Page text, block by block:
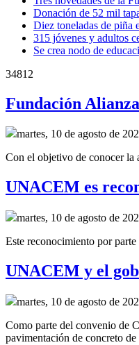
Donación de 52 mil
Diez toneladas de piña
315 jóvenes y adultos
Se crea nodo de
34812
Fundación
martes, 10 de agosto de
Con el objetivo de conocer la
UNACEM es
martes, 10 de agosto de
Este reconocimiento por
UNACEM y el
martes, 10 de agosto de
Como parte del convenio de
pavimentación de concreto de